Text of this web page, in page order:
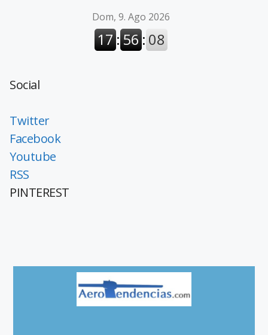
Social
Twitter
Facebook
Youtube
RSS
PINTEREST